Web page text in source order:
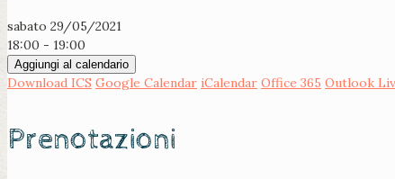
sabato 29/05/2021
18:00 - 19:00
Aggiungi al calendario
Download ICS Google Calendar iCalendar Office 365 Outlook
Prenotazioni